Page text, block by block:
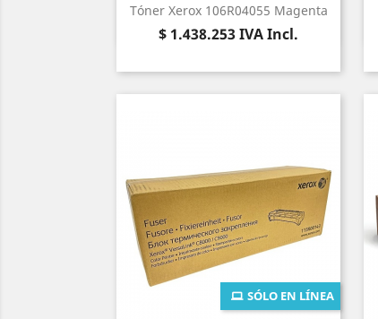
Tóner Xerox 106R04055 Magenta
Precio
$ 1.438.253IVA Incl.
Vista rápida
SÓLO EN LÍNEA